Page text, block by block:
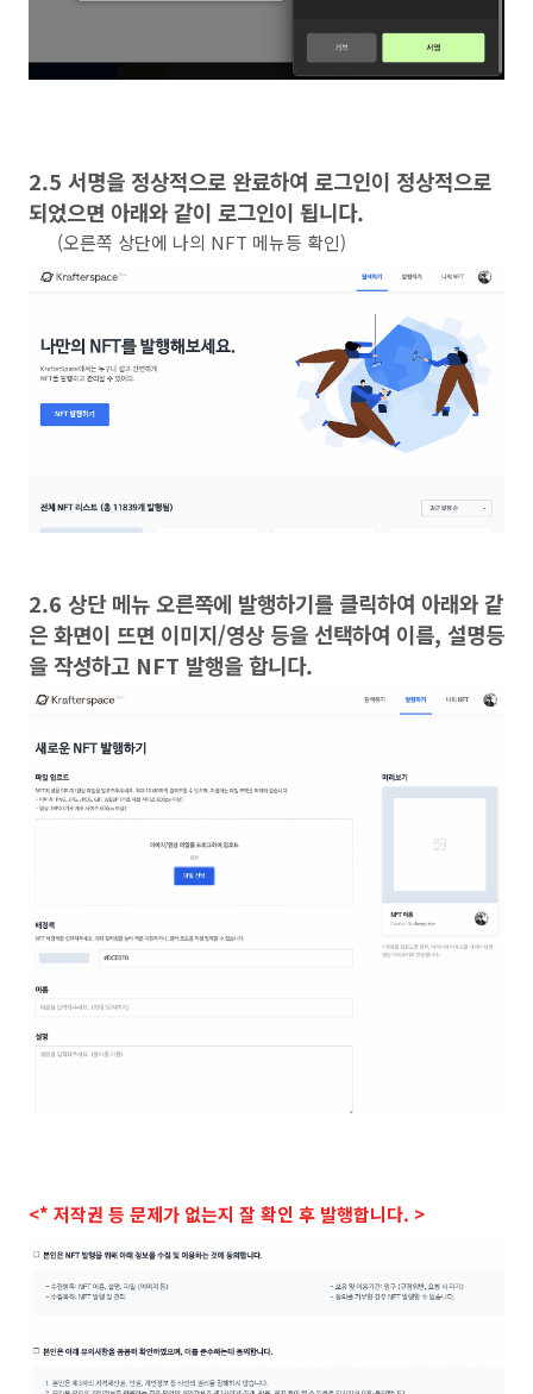
2.5 서명을 정상적으로 완료하여 로그인이 정상적으로
되었으면 아래와 같이 로그인이 됩니다.
(오른쪽 상단에 나의 NFT 메뉴등 확인)
2.6 상단 메뉴 오른쪽에 발행하기를 클릭하여 아래와 같
은 화면이 뜨면 이미지/영상 등을 선택하여 이름, 설명등
을 작성하고 NFT 발행을 합니다.
<* 저작권 등 문제가 없는지 잘 확인 후 발행합니다. >